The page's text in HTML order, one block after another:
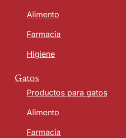
Alimento
Farmacia
Higiene
Gatos
Productos para gatos
Alimento
Farmacia